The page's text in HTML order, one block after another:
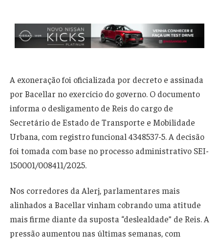
A exoneração foi oficializada por decreto e assinada
por Bacellar no exercício do governo. O documento
informa o desligamento de Reis do cargo de
Secretário de Estado de Transporte e Mobilidade
Urbana, com registro funcional 4348537-5. A decisão
foi tomada com base no processo administrativo SEI-
150001/008411/2025.
Nos corredores da Alerj, parlamentares mais
alinhados a Bacellar vinham cobrando uma atitude
mais firme diante da suposta “deslealdade” de Reis. A
pressão aumentou nas últimas semanas, com